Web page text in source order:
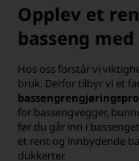
Opplev et
basseng
Hos oss forstår vi
bruk. Derfor tilbyr vi et
for bassengvegger,
før du går inn i
et rent og innbydende
dukkerter.